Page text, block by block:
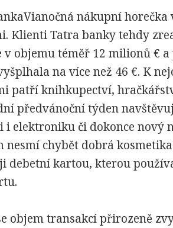
nákupní
Klienti Tatra banky tehdy
objemu téměř 12 milionů €
na více než 46 €. K
patří knihkupectví,
předvánoční týden
i elektroniku či dokonce nový
nesmí chybět dobrá
debetní kartou, kterou
objem transakcí přirozeně